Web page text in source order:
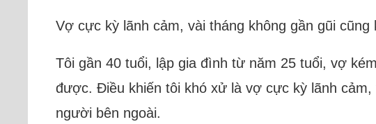
Vợ cực kỳ lãnh cảm, vài tháng không gần gũi
Tôi gần 40 tuổi, lập gia đình từ năm 25 tuổi, vợ
được. Điều khiến tôi khó xử là vợ cực kỳ lãnh
người bên ngoài.